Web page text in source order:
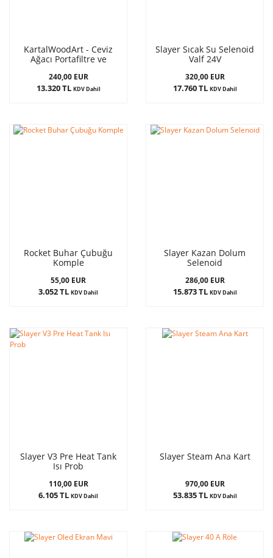
KartalWoodArt - Ceviz
Ağacı Portafiltre ve
240,00 EUR
13.320 TL KDV Dahil
Slayer Sıcak Su Selenoid
Valf 24V
320,00 EUR
17.760 TL KDV Dahil
Rocket Buhar Çubuğu
Komple
55,00 EUR
3.052 TL KDV Dahil
Slayer Kazan Dolum
Selenoid
286,00 EUR
15.873 TL KDV Dahil
Slayer V3 Pre Heat Tank
Isı Prob
110,00 EUR
6.105 TL KDV Dahil
Slayer Steam Ana Kart
970,00 EUR
53.835 TL KDV Dahil